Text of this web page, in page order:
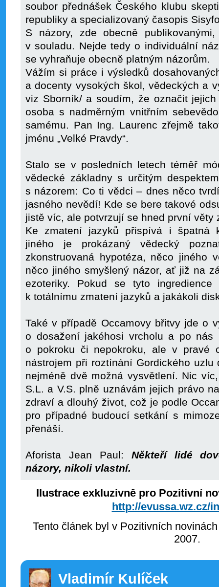
soubor přednášek Českého klubu
republiky a specializovaný časopis
S názory, zde obecně
v souladu. Nejde tedy o individuální
se vyhraňuje obecně platným názorům.
Vážím si práce i výsledků
a docenty vysokých škol, vědeckých a
viz Sborník/ a soudím, že označit
osoba s nadměrným vnitřním
samému. Pan Ing. Laurenc zřejmě
jménu „Velké Pravdy“.
Stalo se v posledních letech téměř
vědecké základny s určitým
s názorem: Co ti vědci – dnes něco
jasného nevědí! Kde se bere takové
jistě víc, ale potvrzují se hned první věty
Ke zmatení jazyků přispívá i špatná
jiného je prokázaný vědecký
zkonstruovaná hypotéza, něco jiného
něco jiného smyšlený názor, ať již na
ezoteriky. Pokud se tyto
k totálnímu zmatení jazyků a jakákoli
Také v případě Occamovy břitvy jde o
o dosažení jakéhosi vrcholu a po nás
o pokroku či nepokroku, ale v pravé
nástrojem při roztínání Gordického
nejméně dvě možná vysvětlení. Nic
S.L. a V.S. plně uznávám jejich právo
zdraví a dlouhý život, což je podle
pro případné budoucí setkání s
přenáší.
Aforista Jean Paul: Někteří lidé
názory, nikoli vlastní.
Ilustrace exkluzivně pro Pozitivní
http://evussa.wz.cz/
Tento článek byl v Pozitivních
2007.
Vladimír Kulíček